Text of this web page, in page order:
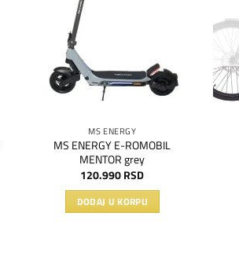
MS ENERGY
MS ENERGY E-ROMOBIL
MENTOR grey
120.990RSD
DODAJ U KORPU